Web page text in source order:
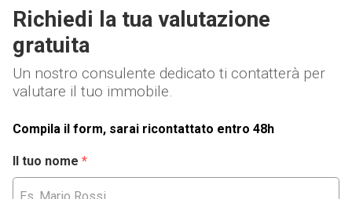
Richiedi la tua valutazione
gratuita
Un nostro consulente dedicato ti contatterà per
valutare il tuo immobile.
Compila il form, sarai ricontattato entro 48h
Il tuo nome *